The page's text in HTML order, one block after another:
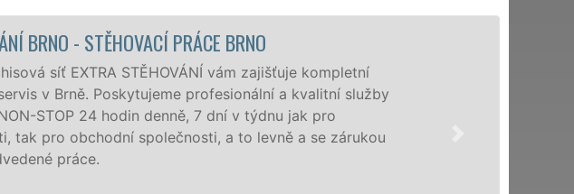
BRNO - STĚHOVACÍ PRÁCE BRNO
síť EXTRA STĚHOVÁNÍ vám zajišťuje kompletní
v Brně. Poskytujeme profesionální a kvalitní služby
STOP 24 hodin denně, 7 dní v týdnu jak pro
tak pro obchodní společnosti, a to levně a se zárukou
práce.